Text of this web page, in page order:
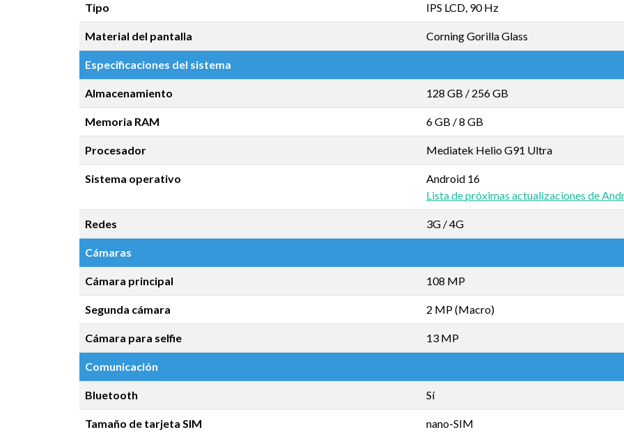
Tipo IPS LCD, 90 Hz
Material del pantalla Corning Gorilla Glass
Especificaciones del sistema
Almacenamiento 128 GB / 256 GB
Memoria RAM 6 GB /8 GB
Procesador Mediatek Helio G91 Ultra
Sistema operativo
Android 16
Lista de próximas actualizaciones de
Redes 3G / 4G
Cámaras
Cámara principal 108 MP
Segunda cámara 2 MP (Macro)
Cámara para selfie 13 MP
Comunicación
Bluetooth Sí
Tamaño de tarjeta SIM nano-SIM